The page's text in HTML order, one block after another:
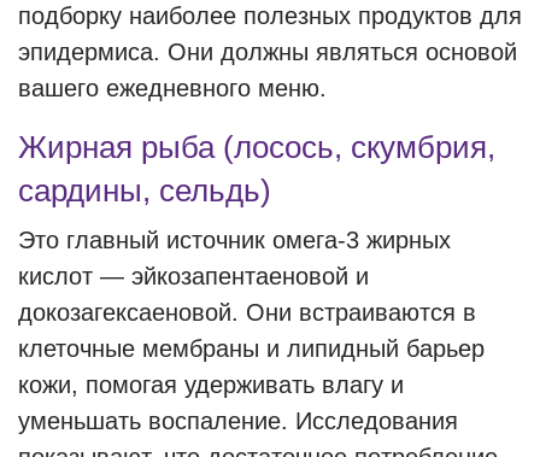
подборку наиболее полезных продуктов для
эпидермиса. Они должны являться основой
вашего ежедневного меню.
Жирная рыба (лосось, скумбрия,
сардины, сельдь)
Это главный источник омега-3 жирных
кислот — эйкозапентаеновой и
докозагексаеновой. Они встраиваются в
клеточные мембраны и липидный барьер
кожи, помогая удерживать влагу и
уменьшать воспаление. Исследования